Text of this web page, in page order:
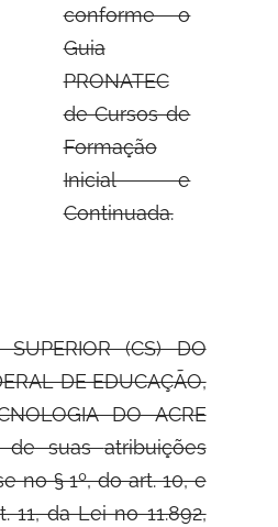
conforme o
Guia
PRONATEC
de Cursos de
Formação
Inicial e
Continuada.
(CS) DO
DE EDUCAÇÃO,
DO ACRE
de suasatribuições
no § 1º, do art. 10, e
11, da Lei no 11.892,